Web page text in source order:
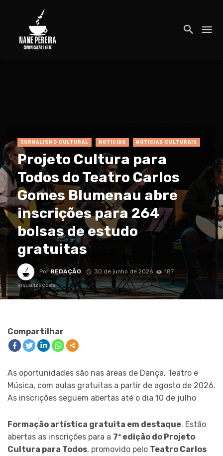
JORNALISMO CULTURAL NOTÍCIAS NOTÍCIAS CULTURAIS
Projeto Cultura para
Todos do Teatro Carlos
Gomes Blumenau abre
inscrições para 264
bolsas de estudo
gratuitas
PorREDAÇÃO 30 de junho de 2026
187
visualizações
Compartilhar
As oportunidades são nas áreas de Dança, Teatro e
Música, com aulas gratuitas a partir de agosto de 2026.
As inscrições seguem abertas até o dia 10 de julho
Formação artística gratuita em destaque. Estão
abertas as inscrições para a 7ª edição do Projeto
Cultura para Todos, promovido pelo Teatro Carlos